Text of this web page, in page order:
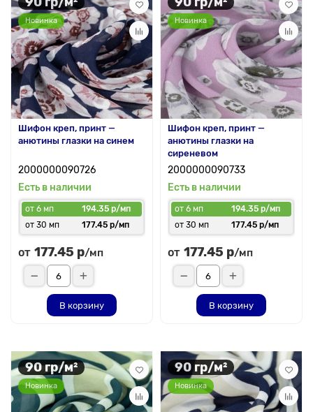
Новинка
Шифон креп, принт —
анютины глазки на синем
2000000090726
Есть в наличии
от 6 мп
194.35 р/мп
от 30 мп
177.45 р/мп
от 177.45 р/мп
В корзину
Новинка
Шифон креп, принт —
анютины глазки на
сиреневом
2000000090733
Есть в наличии
от 6 мп
194.35 р/мп
от 30 мп
177.45 р/мп
от 177.45 р/мп
В корзину
90 гр/м²
Новинка
90 гр/м²
Новинка